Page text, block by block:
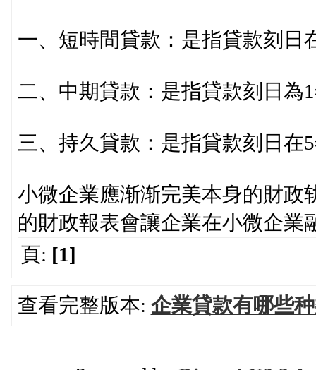
一、短時間貸款：是指貸款刻日
二、中期貸款：是指貸款刻日為
三、持久貸款：是指貸款刻日在
小微企業應渐渐完美本身的財政
的財政報表會讓企業在小微企業
頁: [1]
查看完整版本: 企業貸款有哪些